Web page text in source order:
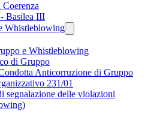
Basilea III
Whistleblowing
e Whistleblowing
di Gruppo
Anticorruzione di Gruppo
231/01
segnalazione delle violazioni